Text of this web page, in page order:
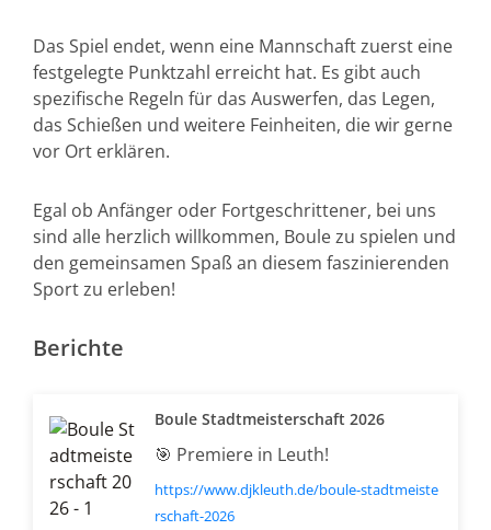
Das Spiel endet, wenn eine Mannschaft zuerst eine
festgelegte Punktzahl erreicht hat. Es gibt auch
spezifische Regeln für das Auswerfen, das Legen,
das Schießen und weitere Feinheiten, die wir gerne
vor Ort erklären.
Egal ob Anfänger oder Fortgeschrittener, bei uns
sind alle herzlich willkommen, Boule zu spielen und
den gemeinsamen Spaß an diesem faszinierenden
Sport zu erleben!
Berichte
Boule Stadtmeisterschaft 2026
🎯 Premiere in Leuth!
https://www.djkleuth.de/boule-stadtmeiste
rschaft-2026